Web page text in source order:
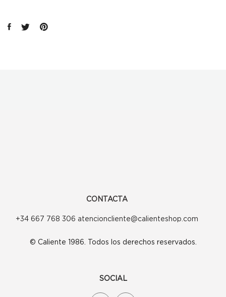
CONTACTA
+34 667 768 306 atencioncliente@calienteshop.com
© Caliente 1986. Todos los derechos reservados.
SOCIAL